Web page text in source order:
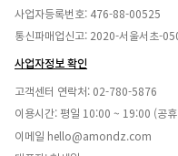
사업자등록번호: 476-88-00525
통신파매업신고: 2020-서울서초-
사업자정보 확인
고객센터 연락처: 02-780-5876
이용시간: 평일 10:00 ~ 19:00 (공
이메일 hello@amondz.com